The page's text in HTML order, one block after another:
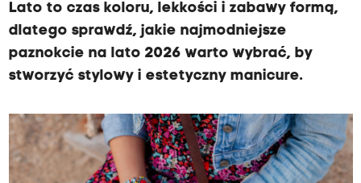
Lato to czas koloru, lekkości i zabawy formą,
dlatego sprawdź, jakie najmodniejsze
paznokcie na lato 2026 warto wybrać, by
stworzyć stylowy i estetyczny manicure.